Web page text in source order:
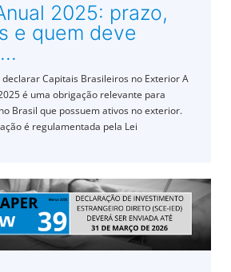
2025: prazo,
e quem deve
declarar Capitais Brasileiros no Exterior A
é uma obrigação relevante para
Brasil que possuem ativos no exterior.
é regulamentada pela Lei